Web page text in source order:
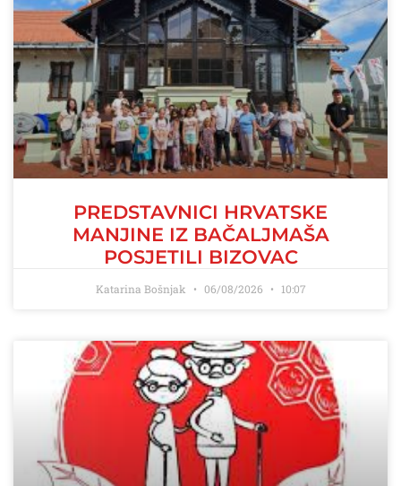
PREDSTAVNICI HRVATSKE
MANJINE IZ BAČALJMAŠA
POSJETILI BIZOVAC
Katarina Bošnjak 06/08/2026 10:07